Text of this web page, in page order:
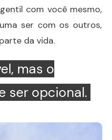
com você mesmo,
ser com os outros,
da vida.
mas o
ser opcional.